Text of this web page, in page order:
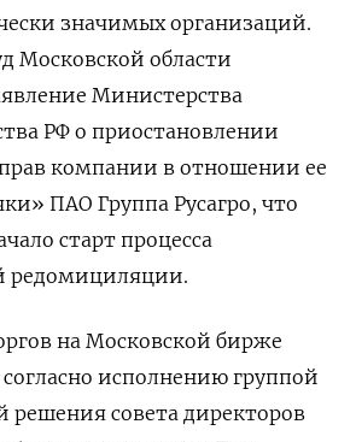
значимых организаций.
Московской области
Министерства
РФ о приостановлении
компании в отношении ее
ПАО Группа Русагро, что
старт процесса
редомициляции.
на Московской бирже
согласно исполнению группой
решения совета директоров